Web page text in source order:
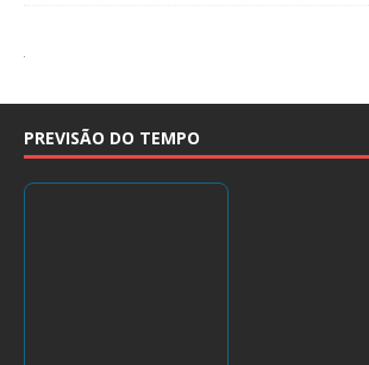
PREVISÃO DO TEMPO